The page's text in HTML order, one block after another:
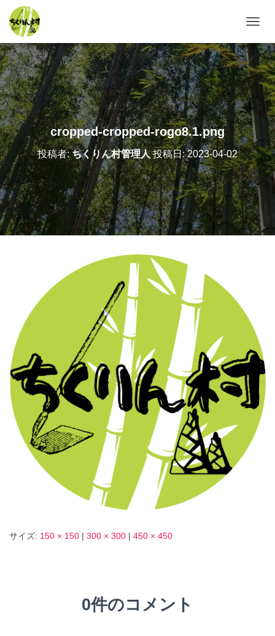
ビ
ゲ
ー
シ
ン
を
切
り
替
え
cropped-cropped-rogo8.1.png
投稿者:ちくりん村管理人投稿日:2023-04-02
サイズ: 150 × 150 | 300 × 300 | 450 × 450
0件のコメント